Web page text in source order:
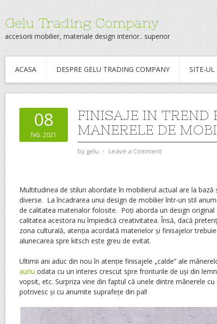
Gelu Trading Company
accesorii mobilier, materiale design interior.. superior
ACASA DESPRE GELU TRADING COMPANY SITE-UL
08
feb. 2021
FINISAJE IN TREND
MANERELE DE
by gelu ⋅ Leave a Comment
Multitudinea de stiluri abordate în mobilierul actual are la
diverse. La încadrarea unui design de mobilier într-un stil
de calitatea materialor folosite. Poți aborda un design
calitatea acestora nu împiedică creativitatea. Însă, dacă
zona culturală, atenția acordată materielor și finisajelor
alunecarea spre kitsch este greu de evitat.
Ultimii ani aduc din nou în atenție finisajele „calde” ale
auriu odata cu un interes crescut spre fronturile de uși din
vopsit, etc. Surpriza vine din faptul că unele dintre mânerele
potrivesc și cu anumite suprafețe din pal!